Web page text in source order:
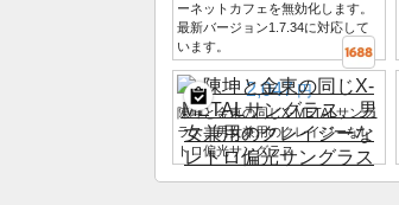
ーネットカフェを無効化します。
最新バージョン1.7.34に対応して
います。
2,047 円
陳坤と金東の同じX-METALサング
ラス、男女兼用のクレイジーなレ
トロ偏光サングラス